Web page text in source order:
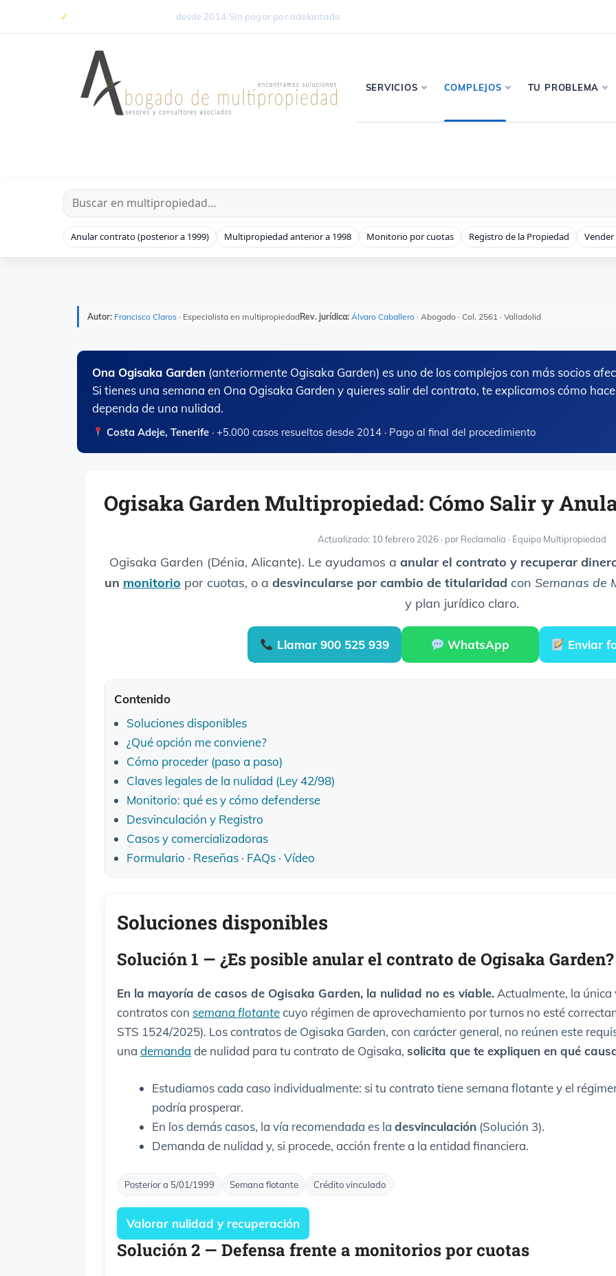
✓ desde 2014 Sin pagar por adelantado
SERVICIOS COMPLEJOS TU PROBLEMA
Anular contrato (posterior a 1999) Multipropiedad anterior a 1998 Monitorio por cuotas Registro de la Propiedad
Autor: Francisco Claros · Especialista en multipropiedadRev. jurídica: Álvaro Caballero · Abogado · Col. 2561 · Valladolid
Ona Ogisaka Garden (anteriormente Ogisaka Garden) es uno de los complejos con más socios
Si tienes una semana en Ona Ogisaka Garden y quieres salir del contrato, te explicamos cómo
dependa de una nulidad.
Costa Adeje, Tenerife· +5.000 casos resueltos desde 2014 · Pago al final del procedimiento
Ogisaka Garden Multipropiedad: Cómo Salir y
Actualizado: 10 febrero 2026 · por Reclamalia · Equipo Multipropiedad
Ogisaka Garden (Dénia, Alicante). Le ayudamos a anular el contrato y recuperar
un monitorio por cuotas, o a desvincularse por cambio de titularidad con Semanas de
y plan jurídico claro.
Llamar 900 525 939 WhatsApp Enviar
Contenido
Soluciones disponibles
¿Qué opción me conviene?
Cómo proceder (paso a paso)
Claves legales de la nulidad (Ley 42/98)
Monitorio: qué es y cómo defenderse
Desvinculación y Registro
Casos y comercializadoras
Formulario · Reseñas · FAQs · Vídeo
Soluciones disponibles
Solución 1 — ¿Es posible anular el contrato de Ogisaka Garden?
En la mayoría de casos de Ogisaka Garden, la nulidad no es viable.Actualmente, la única
contratos con semana flotantecuyo régimen de aprovechamiento por turnos no esté
STS 1524/2025). Los contratos de Ogisaka Garden, con carácter general, no reúnen este
una demanda de nulidad para tu contrato de Ogisaka, solicita que te expliquen en qué
Estudiamos cada caso individualmente: si tu contrato tiene semana flotante y el
podría prosperar.
En los demás casos, la vía recomendada es la desvinculación (Solución 3).
Demanda de nulidad y, si procede, acción frente a la entidad financiera.
Posterior a 5/01/1999 Semana flotante Crédito vinculado
Valorar nulidad y recuperación
Solución 2 — Defensa frente a monitorios por cuotas